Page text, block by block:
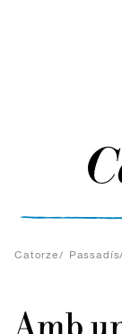
Catorze/ Passadís/